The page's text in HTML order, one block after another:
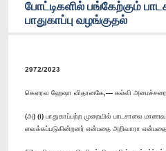
போட்டிகளில் பங்கேற்கும்
பாதுகாப்பு வழங்குதல்
2972/2023
கௌரவ ஹேஷா விதானகே,— கல்வி
(அ) (i) பாதுகாப்பற்ற முறையில் பாடசாலை
வைக்கப்படுகின்றனர் என்பதை அறிவாரா